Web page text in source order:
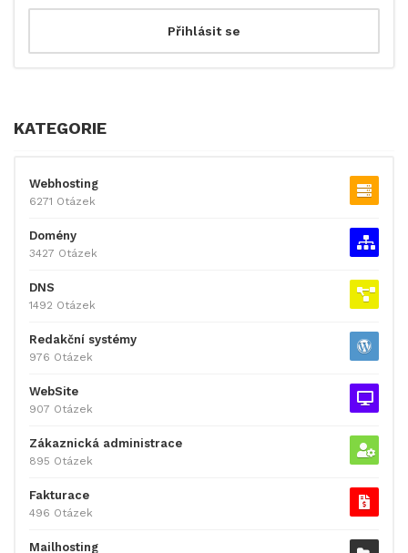
KATEGORIE
Webhosting
6271 Otázek
Domény
3427 Otázek
DNS
1492 Otázek
Redakční systémy
976 Otázek
WebSite
907 Otázek
Zákaznická administrace
895 Otázek
Fakturace
496 Otázek
Mailhosting